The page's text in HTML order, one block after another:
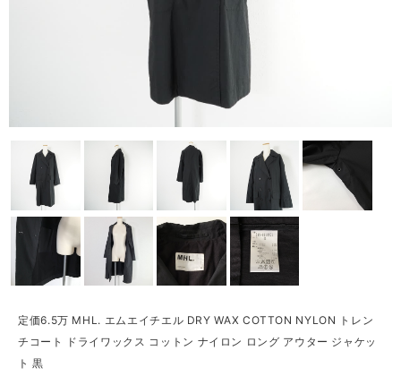
定価6.5万 MHL. エムエイチエル DRY WAX COTTON NYLON トレン
チコート ドライワックス コットン ナイロン ロング アウター ジャケッ
ト 黒